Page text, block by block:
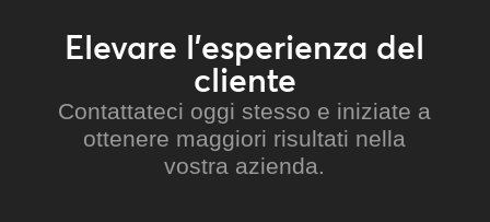
Elevare l’esperienza del
cliente
Contattateci oggi stesso e iniziate a
ottenere maggiori risultati nella
vostra azienda.